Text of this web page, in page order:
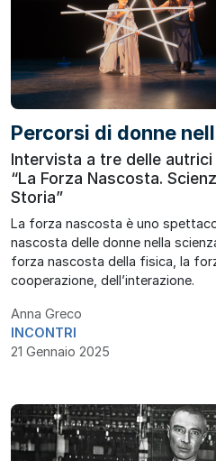
Percorsi di donne
Intervista a tre delle
“La Forza Nascosta.
Storia”
La forza nascosta è uno
nascosta delle donne nella
forza nascosta della fisica, la
cooperazione, dell’interazione.
Anna Greco
INCONTRI
21 Gennaio 2025